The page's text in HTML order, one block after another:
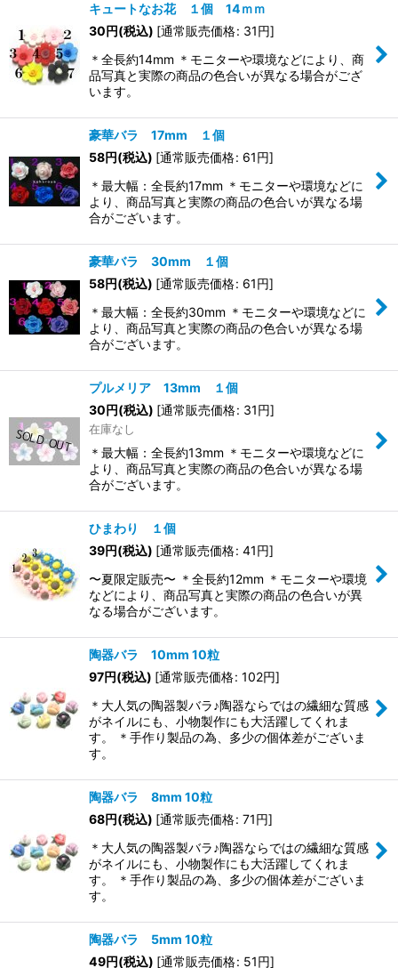
キュートなお花 １個 14ｍｍ
30円(税込) [通常販売価格: 31円]
＊全長約14mm ＊モニターや環境などにより、商
品写真と実際の商品の色合いが異なる場合がござ
います。
豪華バラ 17mm １個
58円(税込) [通常販売価格: 61円]
＊最大幅：全長約17mm ＊モニターや環境などに
より、商品写真と実際の商品の色合いが異なる場
合がございます。
豪華バラ 30mm １個
58円(税込) [通常販売価格: 61円]
＊最大幅：全長約30mm ＊モニターや環境などに
より、商品写真と実際の商品の色合いが異なる場
合がございます。
プルメリア 13mm １個
30円(税込) [通常販売価格: 31円]
在庫なし
＊最大幅：全長約13mm ＊モニターや環境などに
より、商品写真と実際の商品の色合いが異なる場
合がございます。
ひまわり １個
39円(税込) [通常販売価格: 41円]
〜夏限定販売〜 ＊全長約12mm ＊モニターや環境
などにより、商品写真と実際の商品の色合いが異
なる場合がございます。
陶器バラ 10mm 10粒
97円(税込) [通常販売価格: 102円]
＊大人気の陶器製バラ♪陶器ならではの繊細な質感
がネイルにも、小物製作にも大活躍してくれま
す。 ＊手作り製品の為、多少の個体差がございま
す。
陶器バラ 8mm 10粒
68円(税込) [通常販売価格: 71円]
＊大人気の陶器製バラ♪陶器ならではの繊細な質感
がネイルにも、小物製作にも大活躍してくれま
す。 ＊手作り製品の為、多少の個体差がございま
す。
陶器バラ 5mm 10粒
49円(税込) [通常販売価格: 51円]